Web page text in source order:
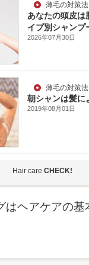
薄毛の対策
あなたの頭皮は
イプ別シャン
2026年07月30日
薄毛の対策
朝シャンは髪に
2019年08月01日
Hair care CHECK!
はヘアケアの基